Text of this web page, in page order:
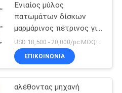
Ενιαίος μύλος
πατωμάτων δίσκων
μαρμάρινος πέτρινος για
τη μαρμάρινες
κρυστάλλωση και τη
στίλβωση
ΕΠΙΚΟΙΝΩΝΊΑ
αλέθοντας μηχανή